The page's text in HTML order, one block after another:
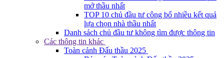
mở thầu nhất
TOP 10 chủ đầu tư công bố nhiều kết quả
lựa chọn nhà thầu nhất
Danh sách chủ đầu tư không tìm được thông tin
Các thông tin khác
Toàn cảnh Đấu thầu 2025